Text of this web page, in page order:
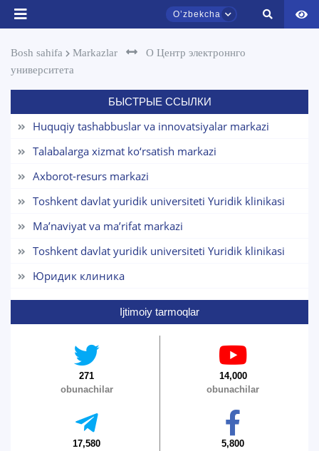
Oʼzbekcha
Ism va familiyangiz
Bosh sahifa Markazlar
О Центр электроннго
университета
БЫСТРЫЕ ССЫЛКИ
Huquqiy tashabbuslar va innovatsiyalar markazi
Talabalarga xizmat ko‘rsatish markazi
Axborot-resurs markazi
Toshkent davlat yuridik universiteti Yuridik klinikasi
Ma’naviyat va ma’rifat markazi
Toshkent davlat yuridik universiteti Yuridik klinikasi
Юридик клиника
Ijtimoiy tarmoqlar
271
obunachilar
14,000
obunachilar
17,580
5,800
TDYU qabul murojaatlari chati
Assalomu alaykum! TDYU qabul murojaatlari
Qabul bo'yicha murojaatlaringizni ushbu
Mavzuni tanlang — keyin shu mavzudagi aniq
1. Hujjatlar (bakalavr) (5) 2. Hujjatlar (magistr) (4)
4. Suhbat (magistr) (5)
7. Call-center (4) 8. Bakalavriat kvotasi (3)
✉️ Adminga yozish